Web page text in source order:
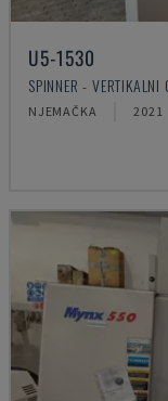
U5-1530
SPINNER - VERTIKALNI
NJEMAČKA 2021